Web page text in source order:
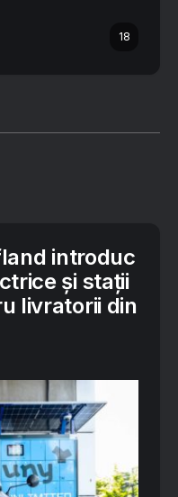
18
introduc
și stații
livratorii din